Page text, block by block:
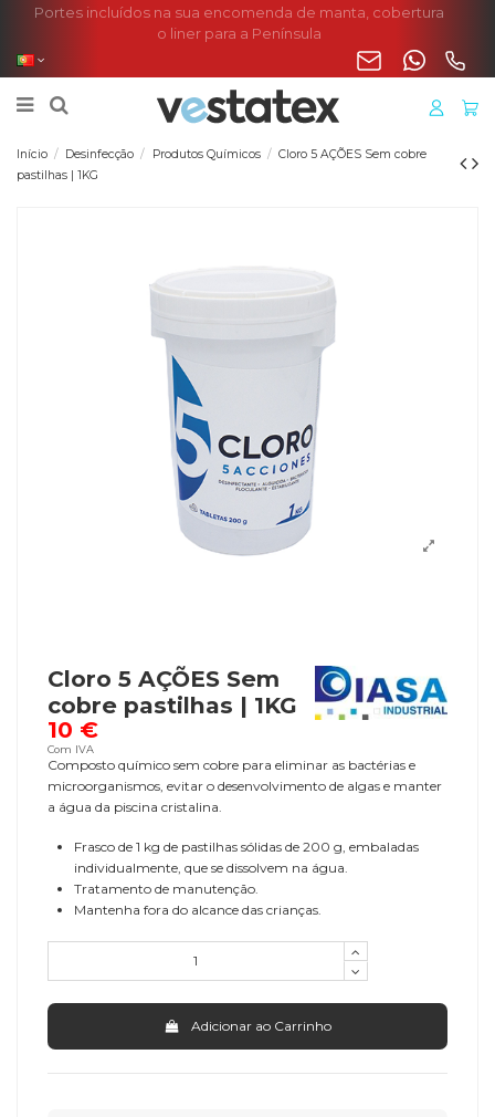
Portes incluídos na sua encomenda de manta, cobertura
o liner para a Península
Início Desinfecção Produtos Químicos
Cloro 5 AÇÕES Sem cobre
pastilhas | 1KG
Cloro 5 AÇÕES Sem
cobre pastilhas | 1KG
10 €
Com IVA
Composto químico sem cobre para eliminar as bactérias e
microorganismos, evitar o desenvolvimento de algas e manter
a água da piscina cristalina.
Frasco de 1 kg de pastilhas sólidas de 200 g, embaladas
individualmente, que se dissolvem na água.
Tratamento de manutenção.
Mantenha fora do alcance das crianças.
Adicionar ao Carrinho